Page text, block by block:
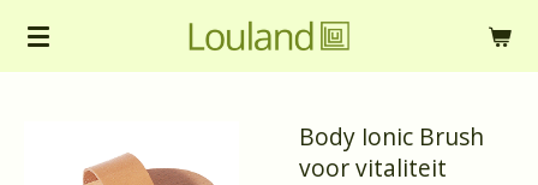
Ga
hoofdinhoud
Body Ionic Brush
voor vitaliteit